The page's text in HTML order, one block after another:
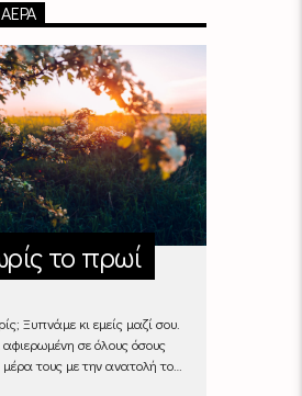
το πρωί
Ξυπνάμε κι εμείς μαζί σου.
σε όλους όσους
μέρα τους με την ανατολή του